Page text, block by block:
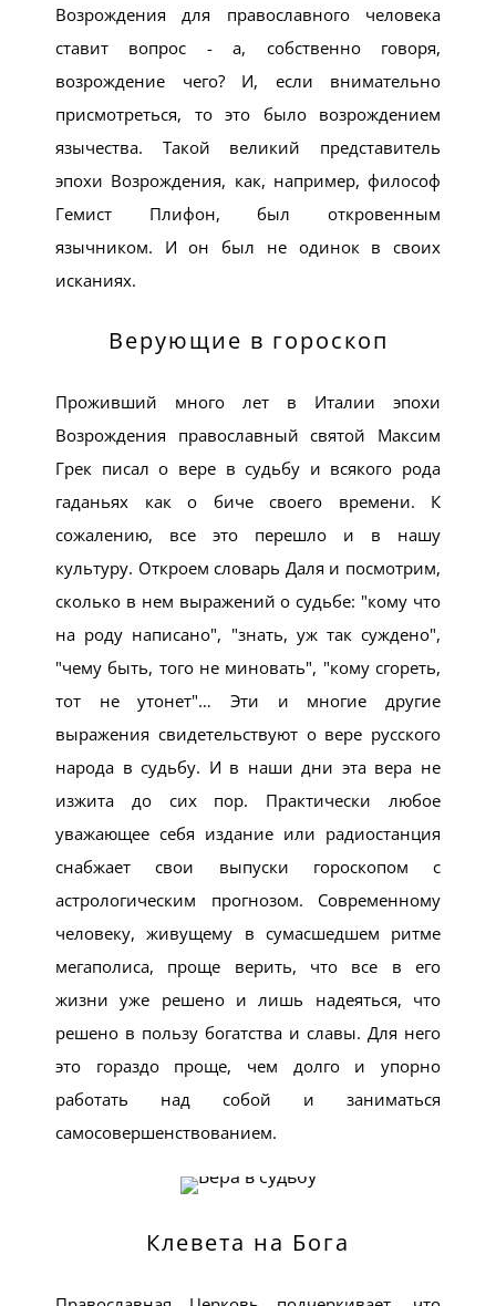
Возрождения для православного человека
ставит вопрос - а, собственно говоря,
возрождение чего? И, если внимательно
присмотреться, то это было возрождением
язычества. Такой великий представитель
эпохи Возрождения, как, например, философ
Гемист Плифон, был откровенным
язычником. И он был не одинок в своих
исканиях.
Верующие в гороскоп
Проживший много лет в Италии эпохи
Возрождения православный святой Максим
Грек писал о вере в судьбу и всякого рода
гаданьях как о биче своего времени. К
сожалению, все это перешло и в нашу
культуру. Откроем словарь Даля и посмотрим,
сколько в нем выражений о судьбе:
кому что
на роду написано , знать, уж так суждено ,
чему быть, того не миновать ,
кому сгореть,
тот не утонет … Эти и многие другие
выражения свидетельствуют о вере русского
народа в судьбу. И в наши дни эта вера не
изжита до сих пор. Практически любое
уважающее себя издание или радиостанция
снабжает свои выпуски гороскопом с
астрологическим прогнозом. Современному
человеку, живущему в сумасшедшем ритме
мегаполиса, проще верить, что все в его
жизни уже решено и лишь надеяться, что
решено в пользу богатства и славы. Для него
это гораздо проще, чем долго и упорно
работать над собой и заниматься
самосовершенствованием.
Клевета на Бога